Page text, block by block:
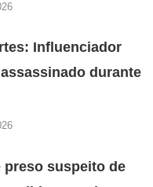
Influenciador
durante
preso suspeito de